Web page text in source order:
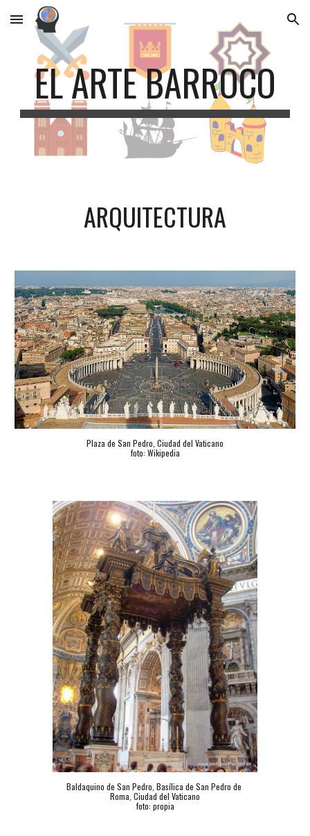
Skip to main content Skip to navigation
EL ARTE BARROCO
ARQUITECTURA
Plaza de San Pedro, Ciudad del Vaticano
foto: Wikipedia
Baldaquino de San Pedro, Basílica de San Pedro de
Roma, Ciudad del Vaticano
foto: propia